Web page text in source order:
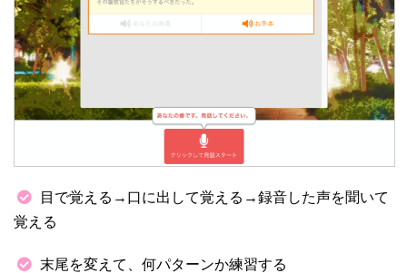
目で覚える→口に出して覚える→録音した声を聞いて
覚える
末尾を変えて、何パターンか練習する